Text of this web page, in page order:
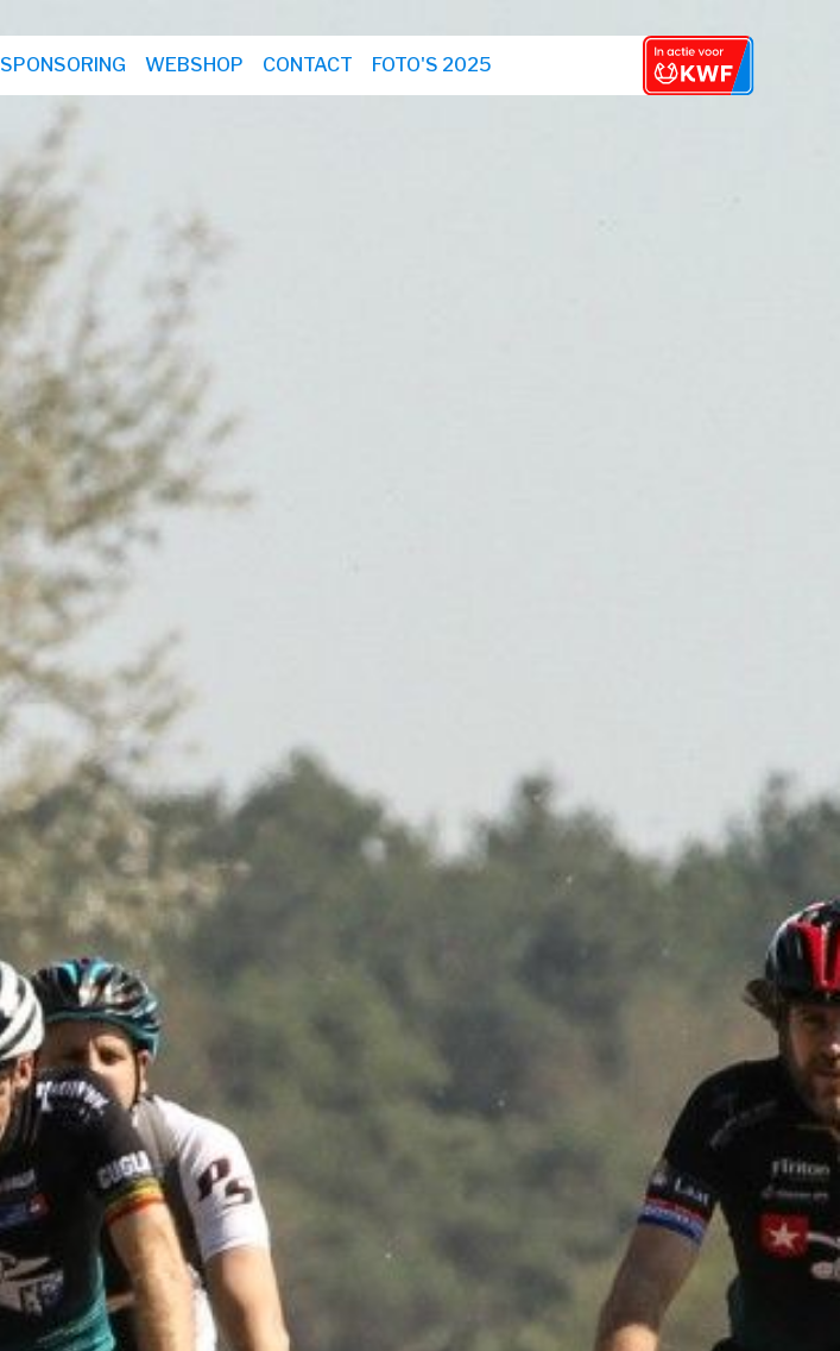
SPONSORING WEBSHOP CONTACT FOTO'S 2025